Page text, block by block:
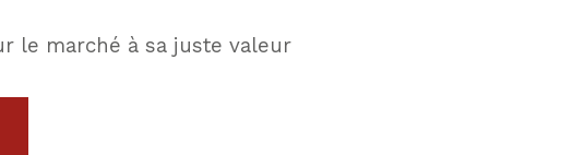
le marché à sa juste valeur